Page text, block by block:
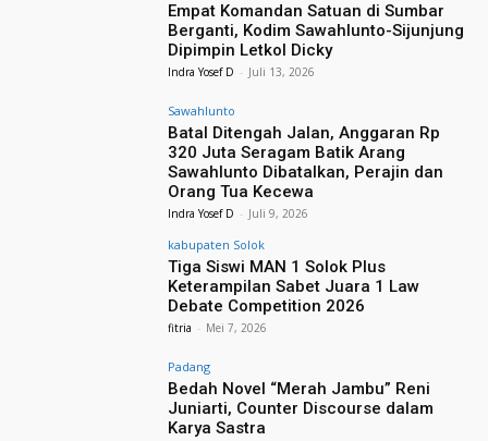
Empat Komandan Satuan di Sumbar
Berganti, Kodim Sawahlunto-Sijunjung
Dipimpin Letkol Dicky
Indra Yosef D - Juli 13, 2026
Sawahlunto
Batal Ditengah Jalan, Anggaran Rp
320 Juta Seragam Batik Arang
Sawahlunto Dibatalkan, Perajin dan
Orang Tua Kecewa
Indra Yosef D - Juli 9, 2026
kabupaten Solok
Tiga Siswi MAN 1 Solok Plus
Keterampilan Sabet Juara 1 Law
Debate Competition 2026
fitria - Mei 7, 2026
Padang
Bedah Novel “Merah Jambu” Reni
Juniarti, Counter Discourse dalam
Karya Sastra